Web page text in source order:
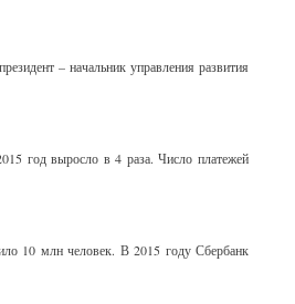
– начальник управления развития
год выросло в 4 раза. Число платежей
10 млн человек. В 2015 году Сбербанк